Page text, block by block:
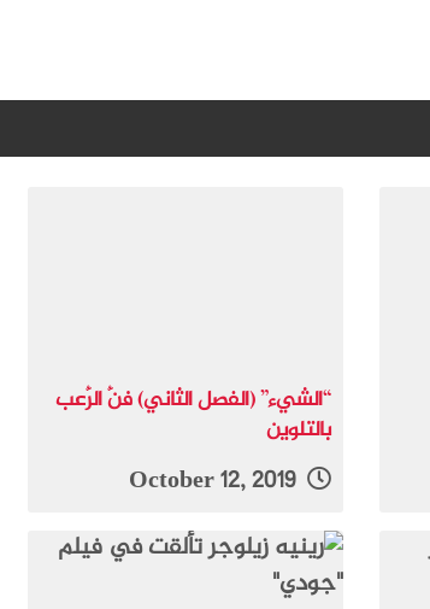
“الشيء” (الفصل الثاني) فنُّ الرُّعب
بالتلوين
October 12, 2019